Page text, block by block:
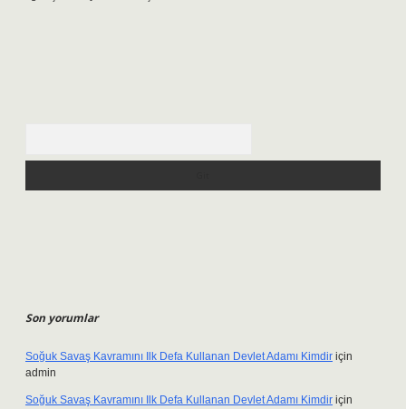
Son yorumlar
Soğuk Savaş Kavramını Ilk Defa Kullanan Devlet Adamı Kimdir için
admin
Soğuk Savaş Kavramını Ilk Defa Kullanan Devlet Adamı Kimdir için